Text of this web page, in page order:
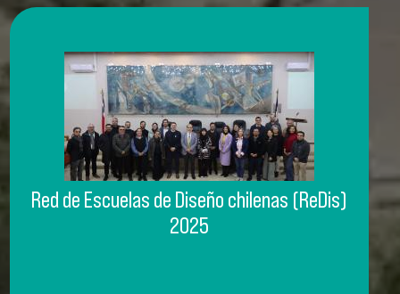
Red de Escuelas de Diseño chilenas (ReDis)
2025